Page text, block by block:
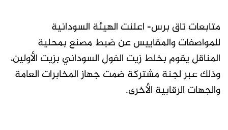
متابعات تاق برس- اعلنت الهيئة السودانية
للمواصفات والمقاييس عن ضبط مصنع بمحلية
المناقل يقوم بخلط زيت الفول السوداني بزيت الأولين،
وذلك عبر لجنة مشتركة ضمت جهاز المخابرات العامة
والجهات الرقابية الأخرى.